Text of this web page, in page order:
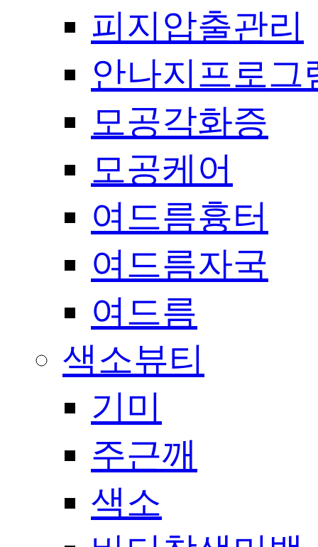
피지압출관리
안나지프로그
모공각화증
모공케어
여드름흉터
여드름자국
여드름
색소뷰티
기미
주근깨
색소